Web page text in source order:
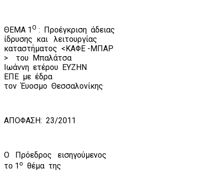
ΘΕΜΑ 1 Ο : Προέγκριση άδειας
ίδρυσης και
λειτουργίας
καταστήματος <ΚΑΦΕ -ΜΠΑΡ
>
του
Μπαλάτσα
Ιωάννη ετέρου
ΕΥΖΗΝ
ΕΠΕ με έδρα
τον Έυοσμο Θεσσαλονίκης
ΑΠΟΦΑΣΗ: 23/2011
Ο Πρόεδρος
εισηγούμενος
το 1 ο θέμα της